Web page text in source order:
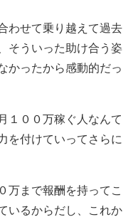
わせて乗り越えて過去
そういった助け合う姿
かったから感動的だっ
１００万稼ぐ人なんて
を付けていってさらに
万まで報酬を持ってこ
いるからだし、これか